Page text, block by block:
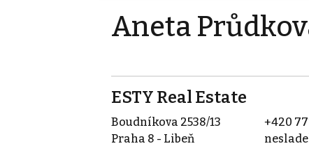
Aneta
ESTY Real Estate
Boudníkova 2538/13
Praha 8 - Libeň
+420